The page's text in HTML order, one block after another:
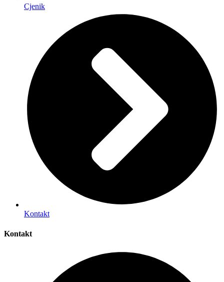
Cjenik
Kontakt
Kontakt